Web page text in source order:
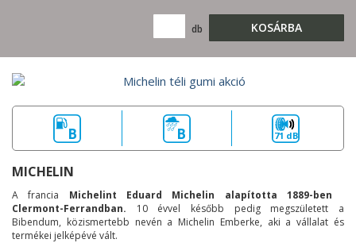
db KOSÁRBA
B B 71 dB
MICHELIN
A francia Michelint Eduard Michelin alapította 1889-ben
Clermont-Ferrandban. 10 évvel később pedig megszületett a
Bibendum, közismertebb nevén a Michelin Emberke, aki a vállalat és
termékei jelképévé vált.